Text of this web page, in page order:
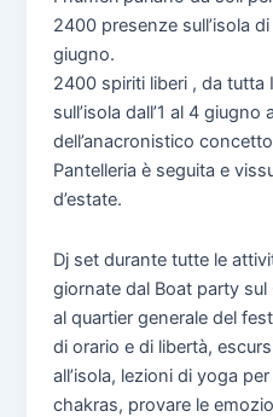
2400 presenze sull’isola
giugno.
2400 spiriti liberi , da tutta
sull’isola dall’1 al 4 giugno
dell’anacronistico
Pantelleria è seguita e
d’estate.
Dj set durante tutte le
giornate dal Boat party
al quartier generale del
di orario e di libertà,
all’isola, lezioni di yoga
chakras, provare le